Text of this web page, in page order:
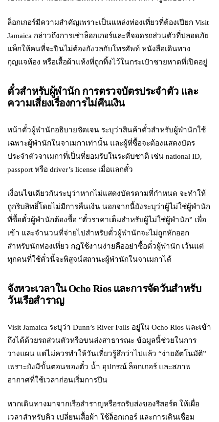
ล็อกเกอร์มีความสำคัญเพราะเป็นแหล่งท่องเที่ยวที่ต้องเปียก Visit
Jamaica กล่าวถึงการเช่าล็อกเกอร์และที่จอดรถส่วนตัวที่ปลอดภัย
แพ็กให้คนที่จะปีนไม่ต้องกังวลกับโทรศัพท์ หนังสือเดินทาง
กุญแจห้อง หรือเสื้อผ้าแห้งที่ถูกทิ้งไว้ในกระเป๋าชายหาดที่เปิดอยู่
ตั๋วสำหรับผู้พำนัก การตรวจบัตรประจำตัว และ
ความเสี่ยงเรื่องการไม่คืนเงิน
หน้าตั๋วผู้พำนักอธิบายชัดเจน ระบุว่าสินค้าตั๋วสำหรับผู้พำนักใช้
เฉพาะผู้พำนักในจาเมกาเท่านั้น และผู้ที่ซื้อจะต้องแสดงบัตร
ประจำตัวจาเมกาที่เป็นที่ยอมรับในระดับชาติ เช่น national ID,
passport หรือ driver’s license เมื่อแลกตั๋ว
เงื่อนไขเดียวกันระบุว่าหากไม่แสดงบัตรตามที่กำหนด จะทำให้
ถูกริบสิทธิ์โดยไม่มีการคืนเงิน นอกจากนี้ยังระบุว่าผู้ไม่ใช่ผู้พำนัก
ที่ซื้อตั๋วผู้พำนักต้องซื้อ “ตั๋วราคาเต็มสำหรับผู้ไม่ใช่ผู้พำนัก” เพื่อ
เข้า และจำนวนที่จ่ายไปสำหรับตั๋วผู้พำนักจะไม่ถูกหักออก
สำหรับนักท่องเที่ยว กฎใช้งานง่ายคืออย่าซื้อตั๋วผู้พำนัก เว้นแต่
ทุกคนที่ใช้ตั๋วนี้จะพิสูจน์สถานะผู้พำนักในจาเมกาได้
จังหวะเวลาใน Ocho Rios และการจัดวันสำหรับ
วันเรือสำราญ
Visit Jamaica ระบุว่า Dunn’s River Falls อยู่ใน Ocho Rios และเข้า
ถึงได้ด้วยรถส่วนตัวหรือขนส่งสาธารณะ ข้อมูลนี้ช่วยในการ
วางแผน แต่ไม่ควรทำให้วันเที่ยวรู้สึกว่าไปแล้ว “ง่ายอัตโนมัติ”
เพราะยังมีขั้นตอนของตั๋ว น้ำ อุปกรณ์ ล็อกเกอร์ และสภาพ
อากาศที่ใช้เวลาก่อนเริ่มการปีน
หากเดินทางมาจากเรือสำราญหรือรถรับส่งของรีสอร์ต ให้เผื่อ
เวลาสำหรับคิว เปลี่ยนเสื้อผ้า ใช้ล็อกเกอร์ และการเดินเชื่อม